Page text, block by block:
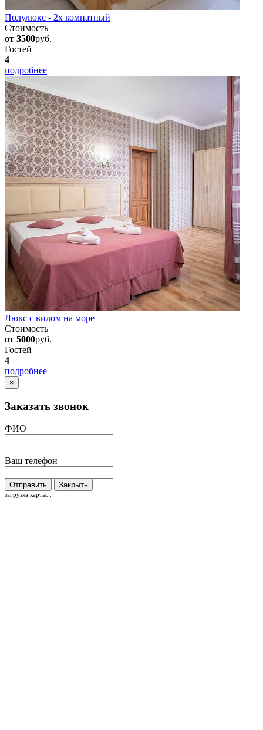
Полулюкс - 2х комнатный
Стоимость
от 3500руб.
Гостей
4
подробнее
Люкс с видом на море
Стоимость
от 5000руб.
Гостей
4
подробнее
×
Заказать звонок
ФИО
Ваш телефон
Отправить Закрыть
загрузка карты...